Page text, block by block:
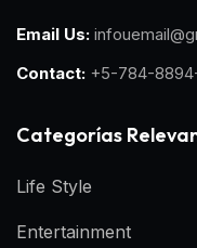
Email Us:
Contact: +5-784-
Categorías
Life Style
Entertainment